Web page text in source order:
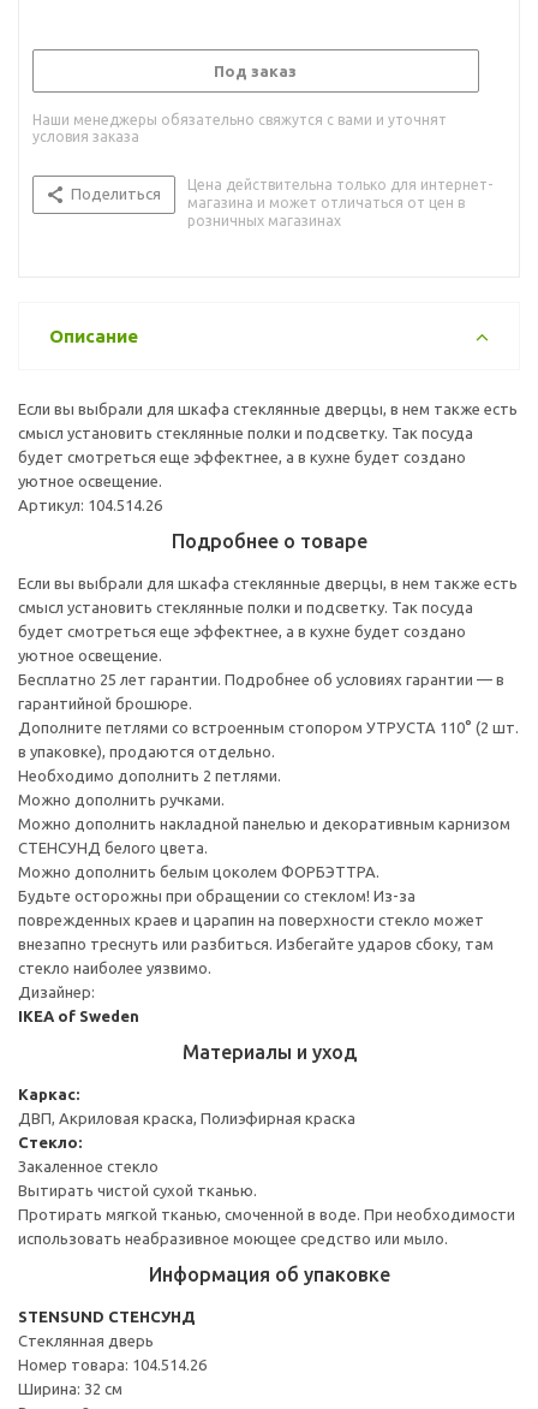
Под заказ
Наши менеджеры обязательно свяжутся с вами и уточнят
условия заказа
Поделиться
Цена действительна только для интернет-
магазина и может отличаться от цен в
розничных магазинах
Описание
Если вы выбрали для шкафа стеклянные дверцы, в нем также есть
смысл установить стеклянные полки и подсветку. Так посуда
будет смотреться еще эффектнее, а в кухне будет создано
уютное освещение.
Артикул: 104.514.26
Подробнее о товаре
Если вы выбрали для шкафа стеклянные дверцы, в нем также есть
смысл установить стеклянные полки и подсветку. Так посуда
будет смотреться еще эффектнее, а в кухне будет создано
уютное освещение.
Бесплатно 25 лет гарантии. Подробнее об условиях гарантии — в
гарантийной брошюре.
Дополните петлями со встроенным стопором УТРУСТА 110° (2 шт.
в упаковке), продаются отдельно.
Необходимо дополнить 2 петлями.
Можно дополнить ручками.
Можно дополнить накладной панелью и декоративным карнизом
СТЕНСУНД белого цвета.
Можно дополнить белым цоколем ФОРБЭТТРА.
Будьте осторожны при обращении со стеклом! Из-за
поврежденных краев и царапин на поверхности стекло может
внезапно треснуть или разбиться. Избегайте ударов сбоку, там
стекло наиболее уязвимо.
Дизайнер:
IKEA of Sweden
Материалы и уход
Каркас:
ДВП, Акриловая краска, Полиэфирная краска
Стекло:
Закаленное стекло
Вытирать чистой сухой тканью.
Протирать мягкой тканью, смоченной в воде. При необходимости
использовать неабразивное моющее средство или мыло.
Информация об упаковке
STENSUND СТЕНСУНД
Стеклянная дверь
Номер товара: 104.514.26
Ширина: 32 см